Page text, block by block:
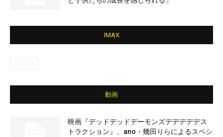
IMAX
動画
映画『デッドデッドデーモンズデデデデデス
トラクション』、ano・幾田りらによるスペシ